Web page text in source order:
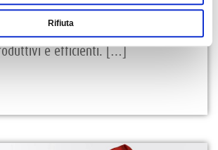
Rifiuta
personale è un concetto
Dipendenti responsabili sono
e efficienti. […]